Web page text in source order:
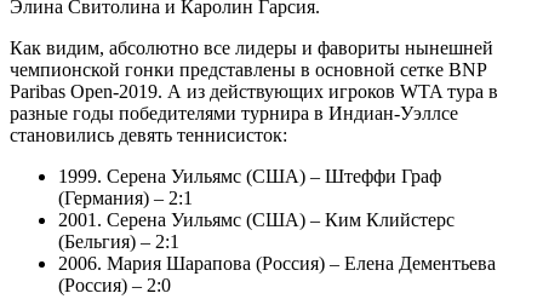
Элина Свитолина и Каролин Гарсия.
Как видим, абсолютно все лидеры и фавориты нынешней
чемпионской гонки представлены в основной сетке BNP
Paribas Open-2019. А из действующих игроков WTA тура в
разные годы победителями турнира в Индиан-Уэллсе
становились девять теннисисток:
1999. Серена Уильямс (США) – Штеффи Граф
(Германия) – 2:1
2001. Серена Уильямс (США) – Ким Клийстерс
(Бельгия) – 2:1
2006. Мария Шарапова (Россия) – Елена Дементьева
(Россия) – 2:0